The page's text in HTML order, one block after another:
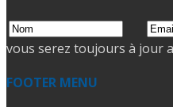
vous serez toujours à jour
FOOTER MENU